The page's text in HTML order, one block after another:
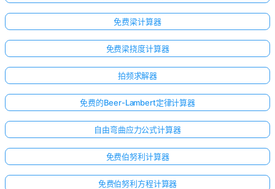
免费梁计算器
免费梁挠度计算器
拍频求解器
免费的Beer-Lambert定律计算器
自由弯曲应力公式计算器
免费伯努利计算器
免费伯努利方程计算器